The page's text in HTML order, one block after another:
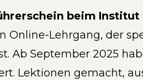
beim
Online-Lehrgang, der
Ab September 2025
Lektionen gemacht,